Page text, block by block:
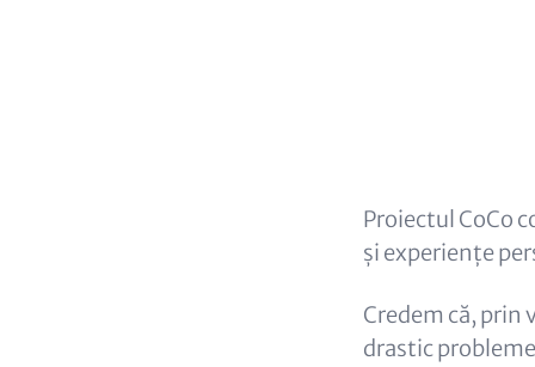
Content
Proiectul CoCo
și experiențe
Credem că,
drastic